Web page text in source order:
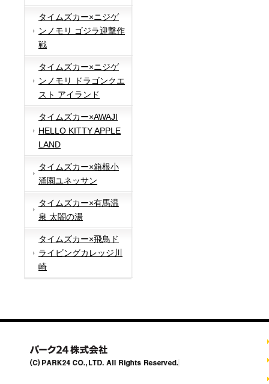
タイムズカー×ニジゲ
ンノモリ ゴジラ迎撃作
戦
タイムズカー×ニジゲ
ンノモリ ドラゴンクエ
スト アイランド
タイムズカー×AWAJI
HELLO KITTY APPLE
LAND
タイムズカー×箱根小
涌園ユネッサン
タイムズカー×有馬温
泉 太閤の湯
タイムズカー×飛鳥ド
ライビングカレッジ川
崎